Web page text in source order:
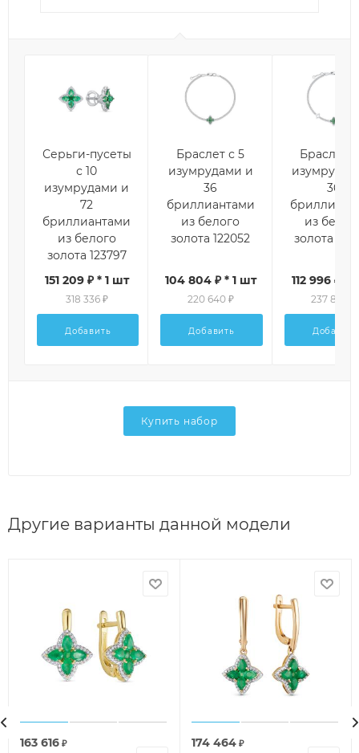
Серьги-пусеты
с 10
изумрудами и
72
бриллиантами
из белого
золота 123797
151 209 ₽ * 1 шт
318 336 ₽
Добавить
Браслет с 5
изумрудами и
36
бриллиантами
из белого
золота 122052
104 804 ₽ * 1 шт
220 640 ₽
Добавить
Браслет
36
из
золота
112 996 ₽ *
237 888 ₽
Добавить
Купить набор
Другие варианты данной модели
163 616 ₽ 174 464 ₽